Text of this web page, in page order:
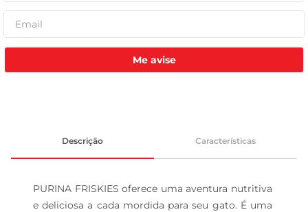
Me avise
Descrição Características
PURINA FRISKIES oferece uma aventura nutritiva
e deliciosa a cada mordida para seu gato. É uma